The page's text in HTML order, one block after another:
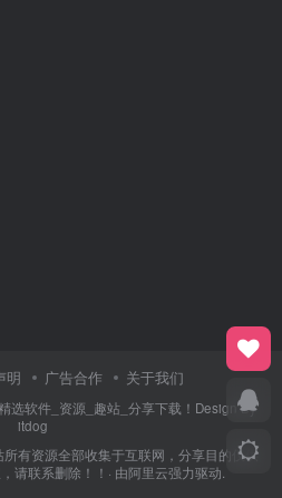
明 广告合作 关于我们
选软件_资源_趣站_分享下载！Design By
itdog
有资源全部收集于互联网，分享目的仅供
请联系删除！！· 由阿里云强力驱动.